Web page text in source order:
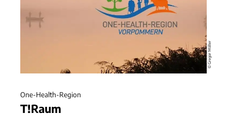
© Gregor Möller
One-Health-Region
T!Raum